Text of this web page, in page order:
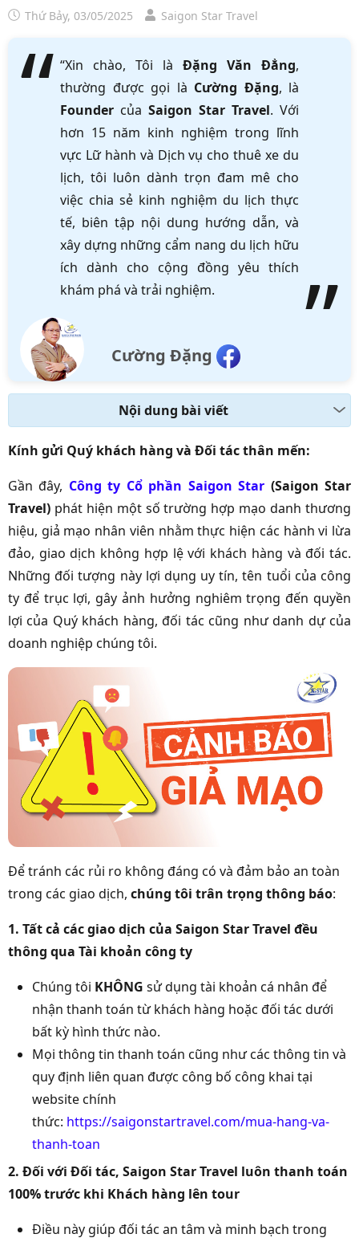
Thứ Bảy, 03/05/2025 Saigon Star Travel
“Xin chào, Tôi là Đặng Văn Đẳng,
thường được gọi là Cường Đặng, là
Founder của Saigon Star Travel. Với
hơn 15 năm kinh nghiệm trong lĩnh
vực Lữ hành và Dịch vụ cho thuê xe du
lịch, tôi luôn dành trọn đam mê cho
việc chia sẻ kinh nghiệm du lịch thực
tế, biên tập nội dung hướng dẫn, và
xây dựng những cẩm nang du lịch hữu
ích dành cho cộng đồng yêu thích
khám phá và trải nghiệm.
Cường Đặng
Nội dung bài viết
Kính gửi Quý khách hàng và Đối tác thân mến:
Gần đây, Công ty Cổ phần Saigon Star (Saigon Star
Travel) phát hiện một số trường hợp mạo danh thương
hiệu, giả mạo nhân viên nhằm thực hiện các hành vi lừa
đảo, giao dịch không hợp lệ với khách hàng và đối tác.
Những đối tượng này lợi dụng uy tín, tên tuổi của công
ty để trục lợi, gây ảnh hưởng nghiêm trọng đến quyền
lợi của Quý khách hàng, đối tác cũng như danh dự của
doanh nghiệp chúng tôi.
Để tránh các rủi ro không đáng có và đảm bảo an toàn
trong các giao dịch, chúng tôi trân trọng thông báo:
1. Tất cả các giao dịch của Saigon Star Travel đều
thông qua Tài khoản công ty
Chúng tôi KHÔNG sử dụng tài khoản cá nhân để
nhận thanh toán từ khách hàng hoặc đối tác dưới
bất kỳ hình thức nào.
Mọi thông tin thanh toán cũng như các thông tin và
quy định liên quan được công bố công khai tại
website chính
thức: https://saigonstartravel.com/mua-hang-va-
thanh-toan
2. Đối với Đối tác, Saigon Star Travel luôn thanh toán
100% trước khi Khách hàng lên tour
Điều này giúp đối tác an tâm và minh bạch trong